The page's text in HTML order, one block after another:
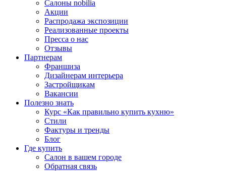
Салоны nobilia
Акции
Распродажа экспозиции
Реализованные проекты
Пресса о нас
Отзывы
Партнерам
Франшиза
Дизайнерам интерьера
Застройщикам
Вакансии
Полезно знать
Курс «Как правильно купить кухню»
Cтили
Фактуры и тренды
Блог
Где купить
Салон в вашем городе
Обратная связь